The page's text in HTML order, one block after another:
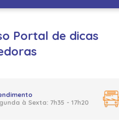
Portal de dicas
à Sexta: 7h35 - 17h20